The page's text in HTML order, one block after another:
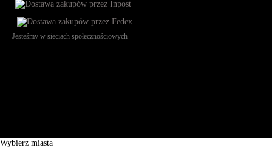
Jesteśmy w sieciach społecznościowych
Wybierz miasta